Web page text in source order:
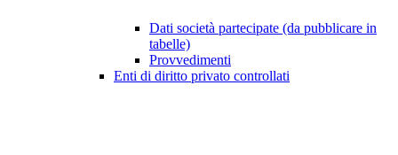
Dati società partecipate (da pubblicare in
tabelle)
Provvedimenti
Enti di diritto privato controllati